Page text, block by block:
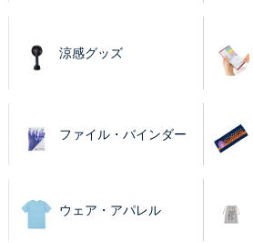
涼感グッズ
ファイル・バインダー
ウェア・アパレル